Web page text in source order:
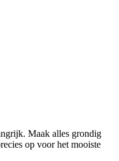
Maak alles grondig
op voor het mooiste